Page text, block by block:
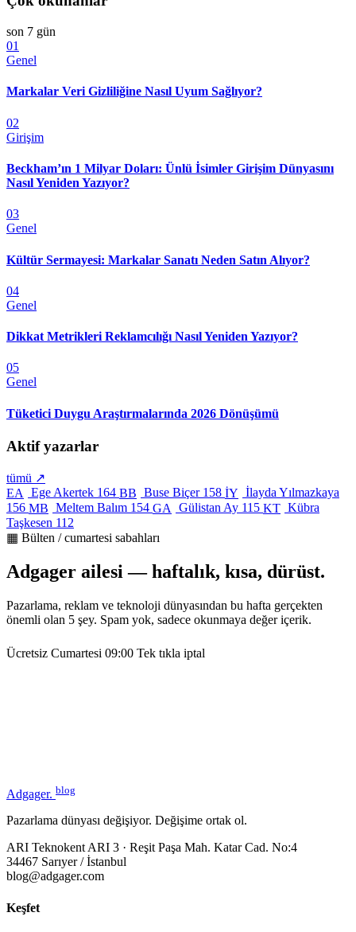
son 7 gün
01
Genel
Markalar Veri Gizliliğine Nasıl Uyum Sağlıyor?
02
Girişim
Beckham’ın 1 Milyar Doları: Ünlü İsimler Girişim Dünyasını
Nasıl Yeniden Yazıyor?
03
Genel
Kültür Sermayesi: Markalar Sanatı Neden Satın Alıyor?
04
Genel
Dikkat Metrikleri Reklamcılığı Nasıl Yeniden Yazıyor?
05
Genel
Tüketici Duygu Araştırmalarında 2026 Dönüşümü
Aktif yazarlar
tümü ↗
EA
Ege Akertek 164 BB Buse Biçer 158 İY İlayda Yılmazkaya
156 MB Meltem Balım 154 GA Gülistan Ay 115 KT Kübra
Taşkesen 112
▦ Bülten / cumartesi sabahları
Adgager ailesi — haftalık, kısa, dürüst.
Pazarlama, reklam ve teknoloji dünyasından bu hafta gerçekten
önemli olan 5 şey. Spam yok, sadece okunmaya değer içerik.
Ücretsiz Cumartesi 09:00 Tek tıkla iptal
Adgager. blog
Pazarlama dünyası değişiyor. Değişime ortak ol.
ARI Teknokent ARI 3 · Reşit Paşa Mah. Katar Cad. No:4
34467 Sarıyer / İstanbul
blog@adgager.com
Keşfet